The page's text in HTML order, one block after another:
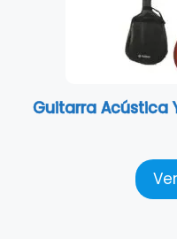
Guitarra Acústica